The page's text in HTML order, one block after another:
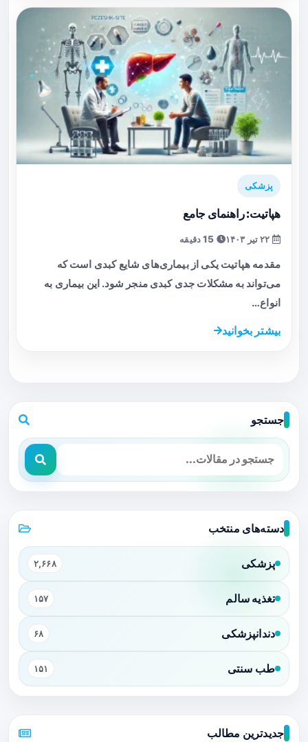
پزشکی
هپاتیت: راهنمای جامع
مقدمه هپاتیت یکی از بیماری‌های شایع کبدی است که
می‌تواند به مشکلات جدی کبدی منجر شود. این بیماری به
انواع…
بیشتر بخوانید
جستجو
دسته‌های منتخب
پزشکی ۲,۶۶۸
تغذیه سالم ۱۵۷
دندانپزشکی ۶۸
طب سنتی ۱۵۱
جدیدترین مطالب